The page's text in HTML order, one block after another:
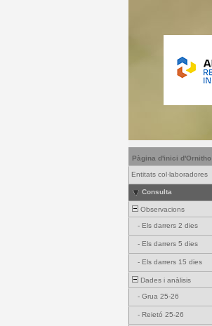
Pàgina d'inici d'Ornitho
Entitats col·laboradores
Consulta
Observacions
- Els darrers 2 dies
- Els darrers 5 dies
- Els darrers 15 dies
Dades i anàlisis
- Grua 25-26
- Reietó 25-26